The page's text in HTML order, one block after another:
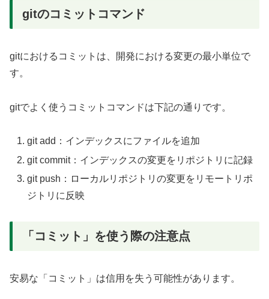
gitのコミットコマンド
gitにおけるコミットは、開発における変更の最小単位で
す。
gitでよく使うコミットコマンドは下記の通りです。
git add：インデックスにファイルを追加
git commit：インデックスの変更をリポジトリに記録
git push：ローカルリポジトリの変更をリモートリポ
ジトリに反映
「コミット」を使う際の注意点
安易な「コミット」は信用を失う可能性があります。